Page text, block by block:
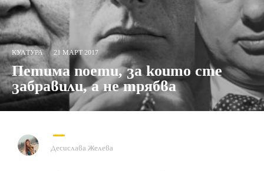
КУЛТУРА 21 МАРТ 2017
Петима поети, за които сте
забравили, а не трябва
Десислава Желева